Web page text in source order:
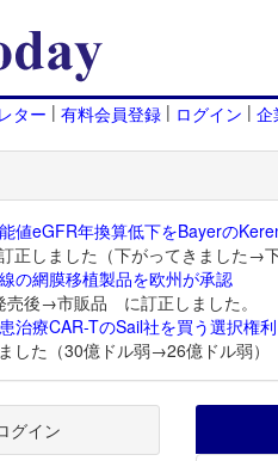
ター | 有料会員登録 | ログイン | 企
値eGFR年換算低下をBayerの
正しました（下がってきました→
の網膜移植製品を欧州が承認
後→市販品 に訂正しました。
治療CAR-TのSail社を買う選択権
した（30億ドル弱→26億ドル弱）
グイン